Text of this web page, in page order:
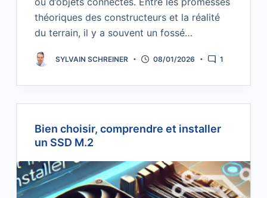
théoriques des constructeurs et la réalité
du terrain, il y a souvent un fossé…
SYLVAIN SCHREINER 08/01/2026 1
Bien choisir, comprendre et installer
un SSD M.2